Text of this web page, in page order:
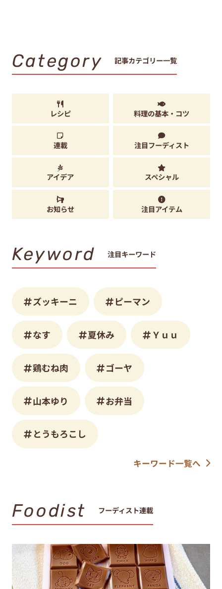
Category 記事カテゴリー一覧
レシピ 料理の基本・コツ
連載 注目フーディスト
アイデア スペシャル
お知らせ 注目アイテム
Keyword 注目キーワード
ズッキーニ ピーマン
なす 夏休み Ｙｕｕ
鶏むね肉 ゴーヤ
山本ゆり お弁当
とうもろこし
キーワード一覧へ
Foodist フーディスト連載